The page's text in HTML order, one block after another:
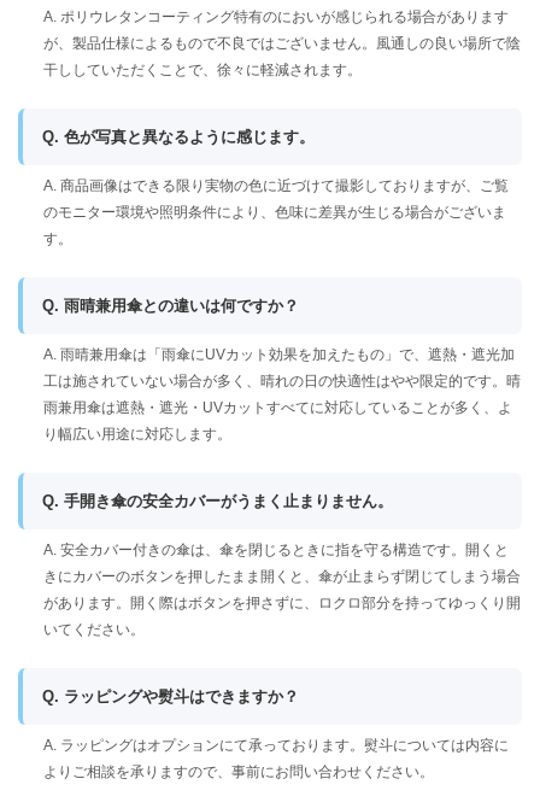
A. ポリウレタンコーティング特有のにおいが感じられる場合があります
が、製品仕様によるもので不良ではございません。風通しの良い場所で陰
干ししていただくことで、徐々に軽減されます。
Q. 色が写真と異なるように感じます。
A. 商品画像はできる限り実物の色に近づけて撮影しておりますが、ご覧
のモニター環境や照明条件により、色味に差異が生じる場合がございま
す。
Q. 雨晴兼用傘との違いは何ですか？
A. 雨晴兼用傘は「雨傘にUVカット効果を加えたもの」で、遮熱・遮光加
工は施されていない場合が多く、晴れの日の快適性はやや限定的です。晴
雨兼用傘は遮熱・遮光・UVカットすべてに対応していることが多く、よ
り幅広い用途に対応します。
Q. 手開き傘の安全カバーがうまく止まりません。
A. 安全カバー付きの傘は、傘を閉じるときに指を守る構造です。開くと
きにカバーのボタンを押したまま開くと、傘が止まらず閉じてしまう場合
があります。開く際はボタンを押さずに、ロクロ部分を持ってゆっくり開
いてください。
Q. ラッピングや熨斗はできますか？
A. ラッピングはオプションにて承っております。熨斗については内容に
よりご相談を承りますので、事前にお問い合わせください。